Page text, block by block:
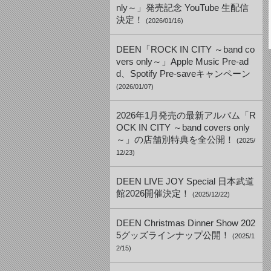
nly～」発売記念 YouTube 生配信
決定！
(2026/01/16)
DEEN「ROCK IN CITY ～band co
vers only～」Apple Music Pre-ad
d、Spotify Pre-saveキャンペーン
(2026/01/07)
2026年1月発売の最新アルバム「R
OCK IN CITY ～band covers only
～」の店舗別特典を全公開！
(2025/
12/23)
DEEN LIVE JOY Special 日本武道
館2026開催決定！
(2025/12/22)
DEEN Christmas Dinner Show 202
5グッズラインナップ公開！
(2025/1
2/15)